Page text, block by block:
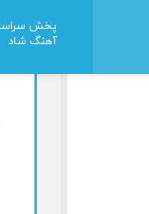
پخش
آهنگ شاد